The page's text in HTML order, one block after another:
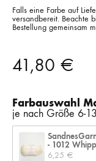
Falls eine Farbe auf
versandbereit. Beachte
Bestellung gemeinsam
41,80 €
Farbauswahl
je nach Größe 6-
- 1012
6,25 €